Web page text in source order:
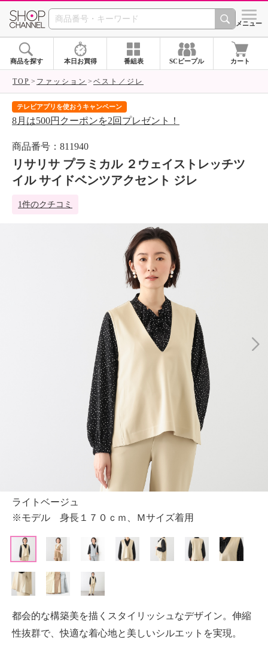
SHOP CHANNEL シメニュー
商品を探す 本日お買得 番組表 SCピープル カート
TOP ファッション ベスト／ジレ
届いて当たる！サプライズBOXキャンペーン
ご購入金額相当のクーポンをプレゼント！
商品番号：811940
リサリサ プラミカル ２ウェイストレッチツ
イル サイドベンツアクセント ジレ
1件のクチコミ
ライトベージュ
※モデル 身長１７０ｃｍ、Ｍサイズ着用
都会的な構築美を描くスタイリッシュなデザイン。伸縮
性抜群で、快適な着心地と美しいシルエットを実現。